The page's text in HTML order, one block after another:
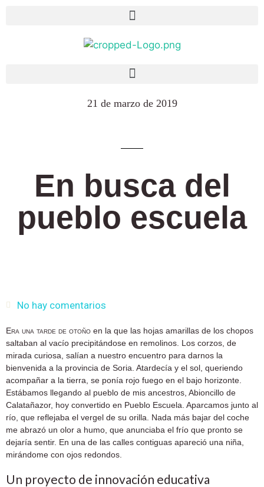
21 de marzo de 2019
En busca del
pueblo escuela
No hay comentarios
Era una tarde de otoño en la que las hojas amarillas de los chopos
saltaban al vacío precipitándose en remolinos. Los corzos, de
mirada curiosa, salían a nuestro encuentro para darnos la
bienvenida a la provincia de Soria. Atardecía y el sol, queriendo
acompañar a la tierra, se ponía rojo fuego en el bajo horizonte.
Estábamos llegando al pueblo de mis ancestros, Abioncillo de
Calatañazor, hoy convertido en Pueblo Escuela. Aparcamos junto al
río, que reflejaba el vergel de su orilla. Nada más bajar del coche
me abrazó un olor a humo, que anunciaba el frío que pronto se
dejaría sentir. En una de las calles contiguas apareció una niña,
mirándome con ojos redondos.
Un proyecto de innovación educativa